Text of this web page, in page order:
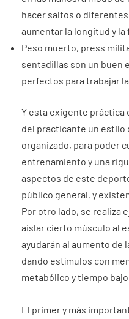
hacer saltos o
aumentar la longitud y la
Peso muerto, press
sentadillas son un buen
perfectos para trabajar
Y esta exigente práctica
del practicante un estilo
organizado, para poder
entrenamiento y una
aspectos de este
público general, y
Por otro lado, se realiza
aislar cierto músculo al
ayudarán al aumento de
dando estímulos con
metabólico y tiempo
El primer y más